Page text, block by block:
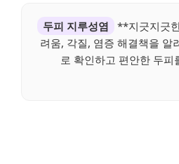
두피 지루성염
**지긋지긋
려움, 각질, 염증 해결책을
로 확인하고 편안한 두